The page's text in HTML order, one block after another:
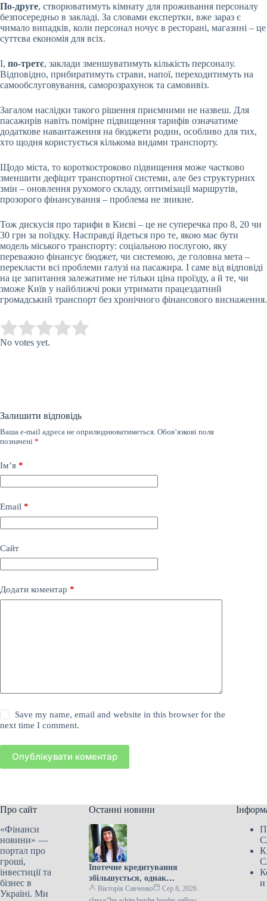
По-друге, створюватимуть кімнату для проживання персоналу
безпосередньо в закладі. За словами експертки, вже зараз є
чимало випадків, коли персонал ночує в ресторані, магазині – це
суттєва економія для всіх.
І, по-третє, заклади зменшуватимуть кількість персоналу.
Відповідно, прибиратимуть страви, напої, переходитимуть на
самообслуговування, саморозрахунок та самовивіз.
Загалом наслідки такого рішення приємними не назвеш. Для
пасажирів навіть помірне підвищення тарифів означатиме
додаткове навантаження на бюджети родин, особливо для тих,
хто щодня користується кількома видами транспорту.
Щодо міста, то короткостроково підвищення може частково
зменшити дефіцит транспортної системи, але без структурних
змін – оновлення рухомого складу, оптимізації маршрутів,
прозорого фінансування – проблема не зникне.
Тож дискусія про тарифи в Києві – це не суперечка про 8, 20 чи
30 грн за поїздку. Насправді йдеться про те, якою має бути
модель міського транспорту: соціальною послугою, яку
переважно фінансує бюджет, чи системою, де головна мета –
перекласти всі проблеми галузі на пасажира. І саме від відповіді
на це запитання залежатиме не тільки ціна проїзду, а й те, чи
зможе Київ у найближчі роки утримати працездатний
громадський транспорт без хронічного фінансового виснаження.
Rate this item:
No votes yet.
Залишити відповідь
Ваша e-mail адреса не оприлюднюватиметься. Обов’язкові поля
позначені *
Ім’я *
Email *
Сайт
Додати коментар *
Save my name, email and website in this browser for the
next time I comment.
Опублікувати коментар
Про сайт
«Фінанси
новини» —
портал про
гроші,
інвестиції та
бізнес в
Україні. Ми
Останні новини
Іпотечне кредитування
збільшується, однак
залишається стабільним
Вікторія Савченко
Сер 8, 2026
и